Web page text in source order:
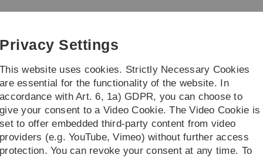
Skip
Skip
Skip
Skip
of Theoretical
Chemistry Research Reallabor KliConn Donautal
Privacy Settings
This website uses cookies. Strictly Necessary Cookies
are essential for the functionality of the website. In
accordance with Art. 6, 1a) GDPR, you can choose to
give your consent to a Video Cookie. The Video Cookie is
set to offer embedded third-party content from video
providers (e.g. YouTube, Vimeo) without further access
protection. You can revoke your consent at any time. To